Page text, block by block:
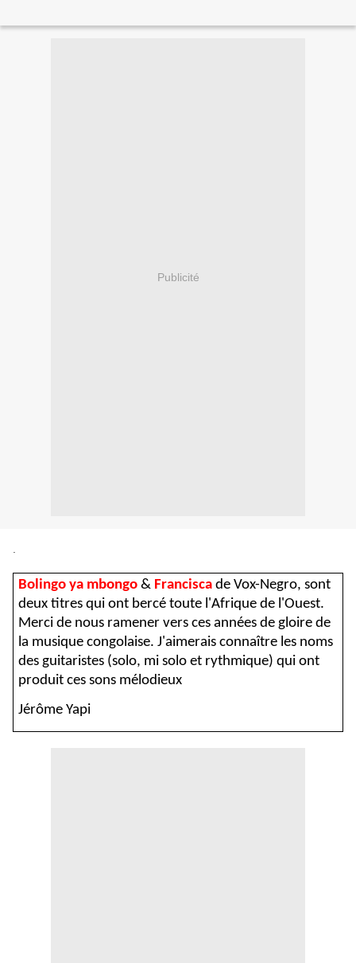
Publicité
Bolingo ya mbongo& Francisca de Vox-Negro, sont
deux titres qui ont bercé toute l'Afrique de l'Ouest.
Merci de nous ramener vers ces années de gloire de
la musique congolaise. J'aimerais connaître les noms
des guitaristes (solo, mi solo et rythmique) qui ont
produit ces sons mélodieux
Jérôme Yapi